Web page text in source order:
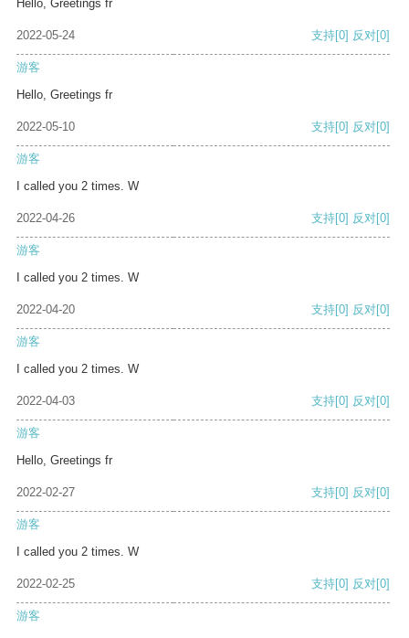
Hello, Greetings fr
2022-05-24 支持[0] 反对[0]
游客
Hello, Greetings fr
2022-05-10 支持[0] 反对[0]
游客
I called you 2 times. W
2022-04-26 支持[0] 反对[0]
游客
I called you 2 times. W
2022-04-20 支持[0] 反对[0]
游客
I called you 2 times. W
2022-04-03 支持[0] 反对[0]
游客
Hello, Greetings fr
2022-02-27 支持[0] 反对[0]
游客
I called you 2 times. W
2022-02-25 支持[0] 反对[0]
游客